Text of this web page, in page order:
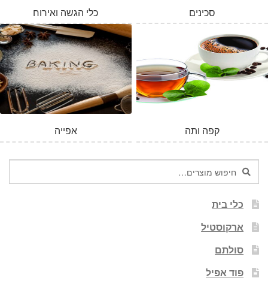
המלאי אזל
כלי הגשה ואירוח סכינים
אפייה קפה ותה
חיפוש
עבור:
חיפוש
כלי בית
ארקוסטיל
סולתם
פוד אפיל